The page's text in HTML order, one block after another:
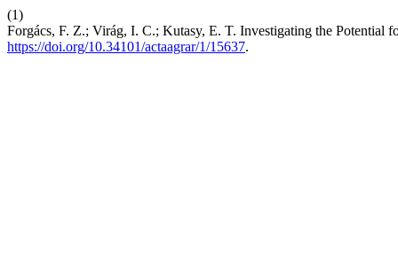
(1)
Forgács, F. Z.; Virág, I. C.; Kutasy, E. T. Investigating the Potential
https://doi.org/10.34101/actaagrar/1/15637.